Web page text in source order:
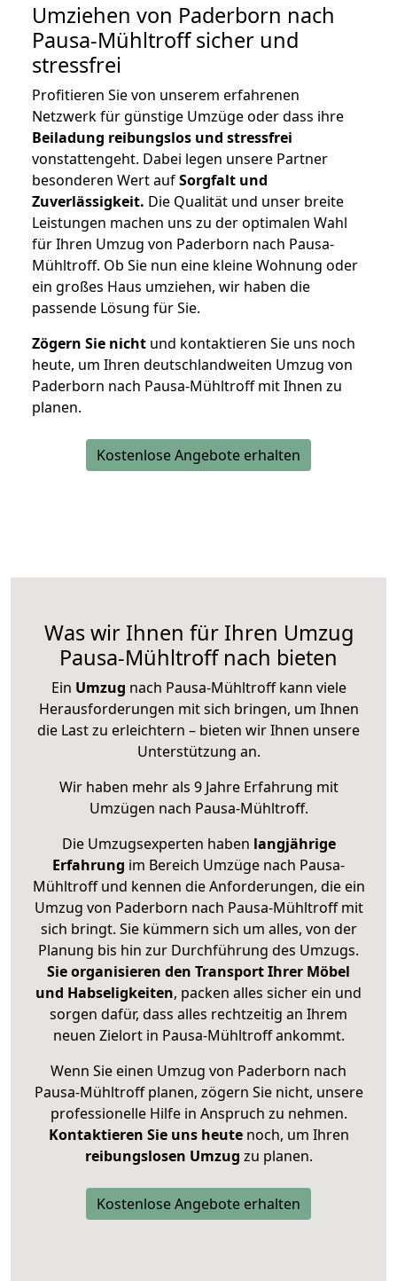
Umziehen von Paderborn nach
Pausa-Mühltroffsicher und
stressfrei
Profitieren Sie von unserem erfahrenen
Netzwerk für günstige Umzüge oder dass ihre
Beiladung reibungslos und stressfrei
vonstattengeht. Dabei legen unsere Partner
besonderen Wert aufSorgfalt und
Zuverlässigkeit. Die Qualität und unser breite
Leistungen machen uns zu der optimalen Wahl
für Ihren Umzug von Paderborn nach Pausa-
Mühltroff. Ob Sie nun eine kleine Wohnung oder
ein großes Haus umziehen, wir haben die
passende Lösung für Sie.
Zögern Sie nicht und kontaktieren Sie uns noch
heute, um Ihren deutschlandweiten Umzug von
Paderborn nach Pausa-Mühltroff mit Ihnen zu
planen.
Kostenlose Angebote erhalten
Was wir Ihnen für Ihren Umzug
Pausa-Mühltroff nach bieten
Ein Umzug nach Pausa-Mühltroff kann viele
Herausforderungen mit sich bringen, um Ihnen
die Last zu erleichtern – bieten wir Ihnen unsere
Unterstützung an.
Wir haben mehr als 9 Jahre Erfahrung mit
Umzügen nach Pausa-Mühltroff.
Die Umzugsexperten haben langjährige
Erfahrung im Bereich Umzüge nach Pausa-
Mühltroff und kennen die Anforderungen, die ein
Umzug von Paderborn nach Pausa-Mühltroff mit
sich bringt. Sie kümmern sich um alles, von der
Planung bis hin zur Durchführung des Umzugs.
Sie organisieren den Transport Ihrer Möbel
und Habseligkeiten, packen alles sicher ein und
sorgen dafür, dass alles rechtzeitig an Ihrem
neuen Zielort in Pausa-Mühltroff ankommt.
Wenn Sie einen Umzug von Paderborn nach
Pausa-Mühltroff planen, zögern Sie nicht, unsere
professionelle Hilfe in Anspruch zu nehmen.
Kontaktieren Sie uns heutenoch, um Ihren
reibungslosen Umzug zu planen.
Kostenlose Angebote erhalten